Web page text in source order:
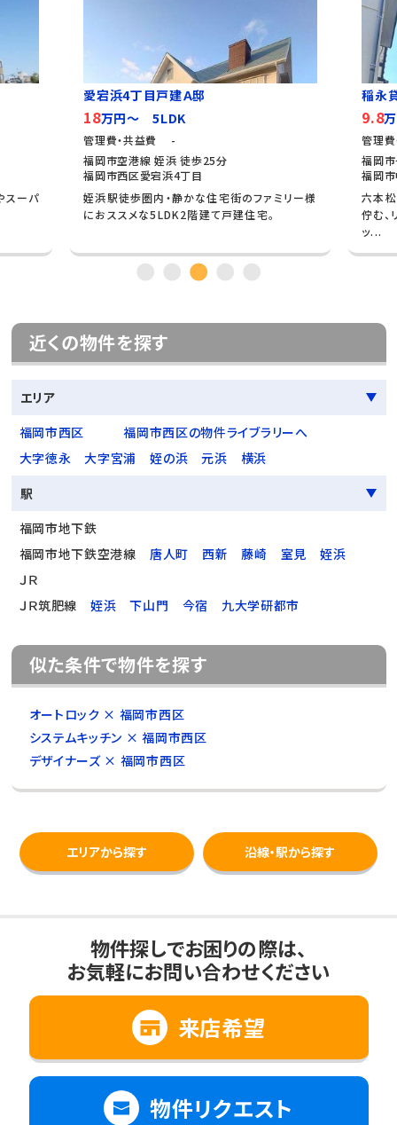
スーパ
愛宕浜4丁目戸建Ａ邸
18万円～ 5LDK
管理費・共益費 -
福岡市空港線 姪浜 徒歩25分
福岡市西区愛宕浜4丁目
姪浜駅徒歩圏内・静かな住宅街のファミリー様
におススメな5LDK2階建て戸建住宅。
稲永
9.8
管理
福岡
福岡
六本
佇む、
ッ...
近くの物件を探す
エリア
福岡市西区
福岡市西区の物件ライブラリーへ
大字徳永
大字宮浦 姪の浜 元浜
横浜
駅
福岡市地下鉄
福岡市地下鉄空港線
唐人町 西新 藤崎 室見
姪浜
ＪＲ
ＪＲ筑肥線
姪浜 下山門 今宿 九大学研都市
似た条件で物件を探す
オートロック × 福岡市西区
システムキッチン × 福岡市西区
デザイナーズ × 福岡市西区
エリアから探す 沿線・駅から探す
物件探しでお困りの際は、
お気軽にお問い合わせください
来店希望
物件リクエスト